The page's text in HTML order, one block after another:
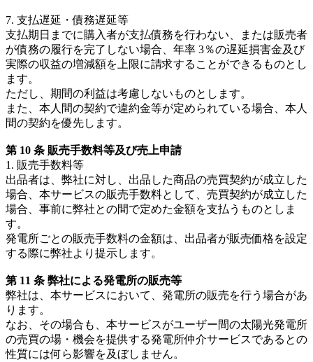
7. 支払遅延・債務遅延等
支払期日までに購入者が支払債務を行わない、または販売者
が債務の履行を完了しない場合、年率 3％の遅延損害金及び
実際の収益の増減額を上限に請求することができるものとし
ます。
ただし、期間の利益は考慮しないものとします。
また、本人間の契約で違約金等が定められている場合、本人
間の契約を優先します。
第 10 条 販売手数料等及び売上申請
1. 販売手数料等
出品者は、弊社に対し、出品した商品の売買契約が成立した
場合、本サービスの販売手数料として、売買契約が成立した
場合、事前に弊社との間で定めた金額を支払うものとしま
す。
発電所ごとの販売手数料の金額は、出品者が販売価格を設定
する際に弊社より提示します。
第 11 条 弊社による発電所の販売等
弊社は、本サービスにおいて、発電所の販売を行う場合があ
ります。
なお、その場合も、本サービスがユーザー間の太陽光発電所
の売買の場・機会を提供する発電所仲介サービスであるとの
性質には何ら影響を及ぼしません。